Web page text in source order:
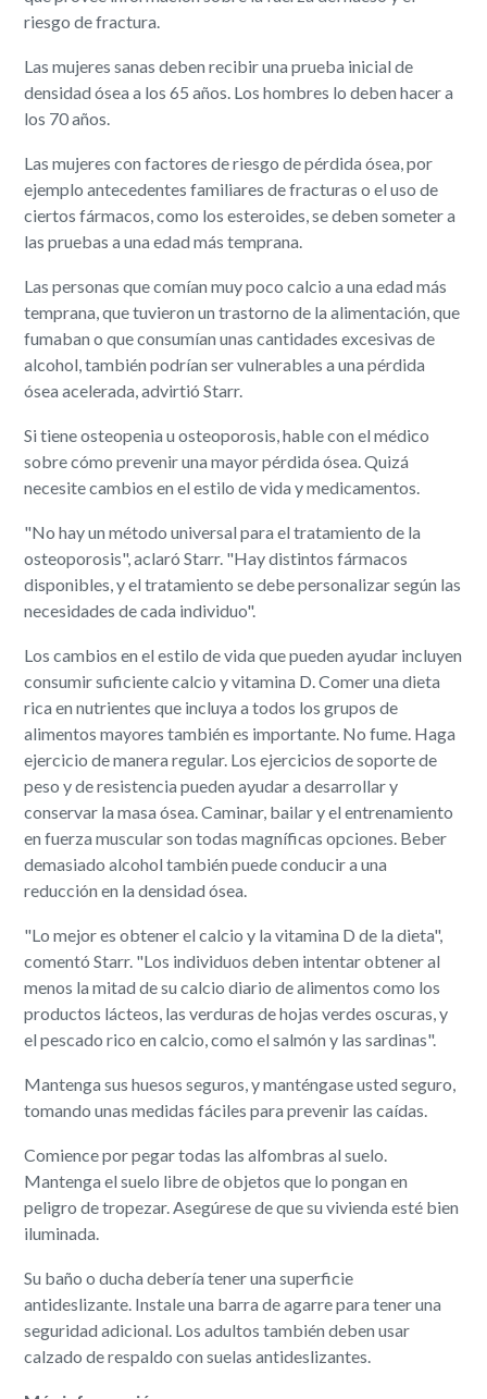
riesgo de fractura.
Las mujeres sanas deben recibir una prueba inicial de
densidad ósea a los 65 años. Los hombres lo deben hacer a
los 70 años.
Las mujeres con factores de riesgo de pérdida ósea, por
ejemplo antecedentes familiares de fracturas o el uso de
ciertos fármacos, como los esteroides, se deben someter a
las pruebas a una edad más temprana.
Las personas que comían muy poco calcio a una edad más
temprana, que tuvieron un trastorno de la alimentación, que
fumaban o que consumían unas cantidades excesivas de
alcohol, también podrían ser vulnerables a una pérdida
ósea acelerada, advirtió Starr.
Si tiene osteopenia u osteoporosis, hable con el médico
sobre cómo prevenir una mayor pérdida ósea. Quizá
necesite cambios en el estilo de vida y medicamentos.
"No hay un método universal para el tratamiento de la
osteoporosis", aclaró Starr. "Hay distintos fármacos
disponibles, y el tratamiento se debe personalizar según las
necesidades de cada individuo".
Los cambios en el estilo de vida que pueden ayudar incluyen
consumir suficiente calcio y vitamina D. Comer una dieta
rica en nutrientes que incluya a todos los grupos de
alimentos mayores también es importante. No fume. Haga
ejercicio de manera regular. Los ejercicios de soporte de
peso y de resistencia pueden ayudar a desarrollar y
conservar la masa ósea. Caminar, bailar y el entrenamiento
en fuerza muscular son todas magníficas opciones. Beber
demasiado alcohol también puede conducir a una
reducción en la densidad ósea.
"Lo mejor es obtener el calcio y la vitamina D de la dieta",
comentó Starr. "Los individuos deben intentar obtener al
menos la mitad de su calcio diario de alimentos como los
productos lácteos, las verduras de hojas verdes oscuras, y
el pescado rico en calcio, como el salmón y las sardinas".
Mantenga sus huesos seguros, y manténgase usted seguro,
tomando unas medidas fáciles para prevenir las caídas.
Comience por pegar todas las alfombras al suelo.
Mantenga el suelo libre de objetos que lo pongan en
peligro de tropezar. Asegúrese de que su vivienda esté bien
iluminada.
Su baño o ducha debería tener una superficie
antideslizante. Instale una barra de agarre para tener una
seguridad adicional. Los adultos también deben usar
calzado de respaldo con suelas antideslizantes.